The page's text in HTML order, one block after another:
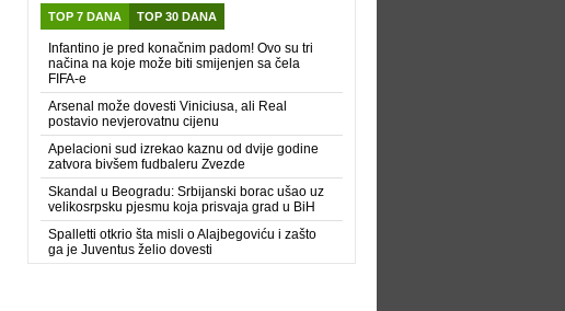
TOP 7 DANA TOP 30 DANA
Infantino je pred konačnim padom! Ovo su tri
načina na koje može biti smijenjen sa čela
FIFA-e
Arsenal može dovesti Viniciusa, ali Real
postavio nevjerovatnu cijenu
Apelacioni sud izrekao kaznu od dvije godine
zatvora bivšem fudbaleru Zvezde
Skandal u Beogradu: Srbijanski borac ušao uz
velikosrpsku pjesmu koja prisvaja grad u BiH
Spalletti otkrio šta misli o Alajbegoviću i zašto
ga je Juventus želio dovesti